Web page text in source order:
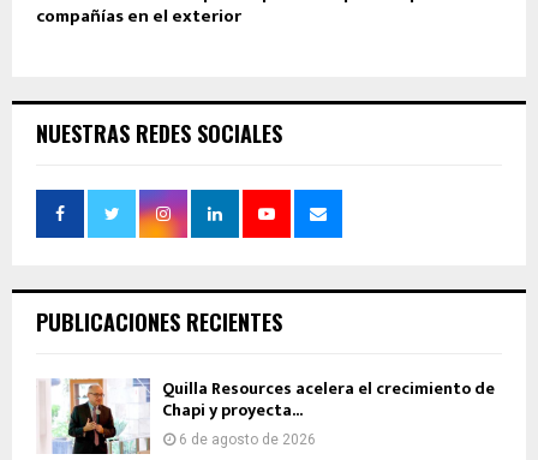
compañías en el exterior
NUESTRAS REDES SOCIALES
PUBLICACIONES RECIENTES
Quilla Resources acelera el crecimiento de
Chapi y proyecta...
6 de agosto de 2026